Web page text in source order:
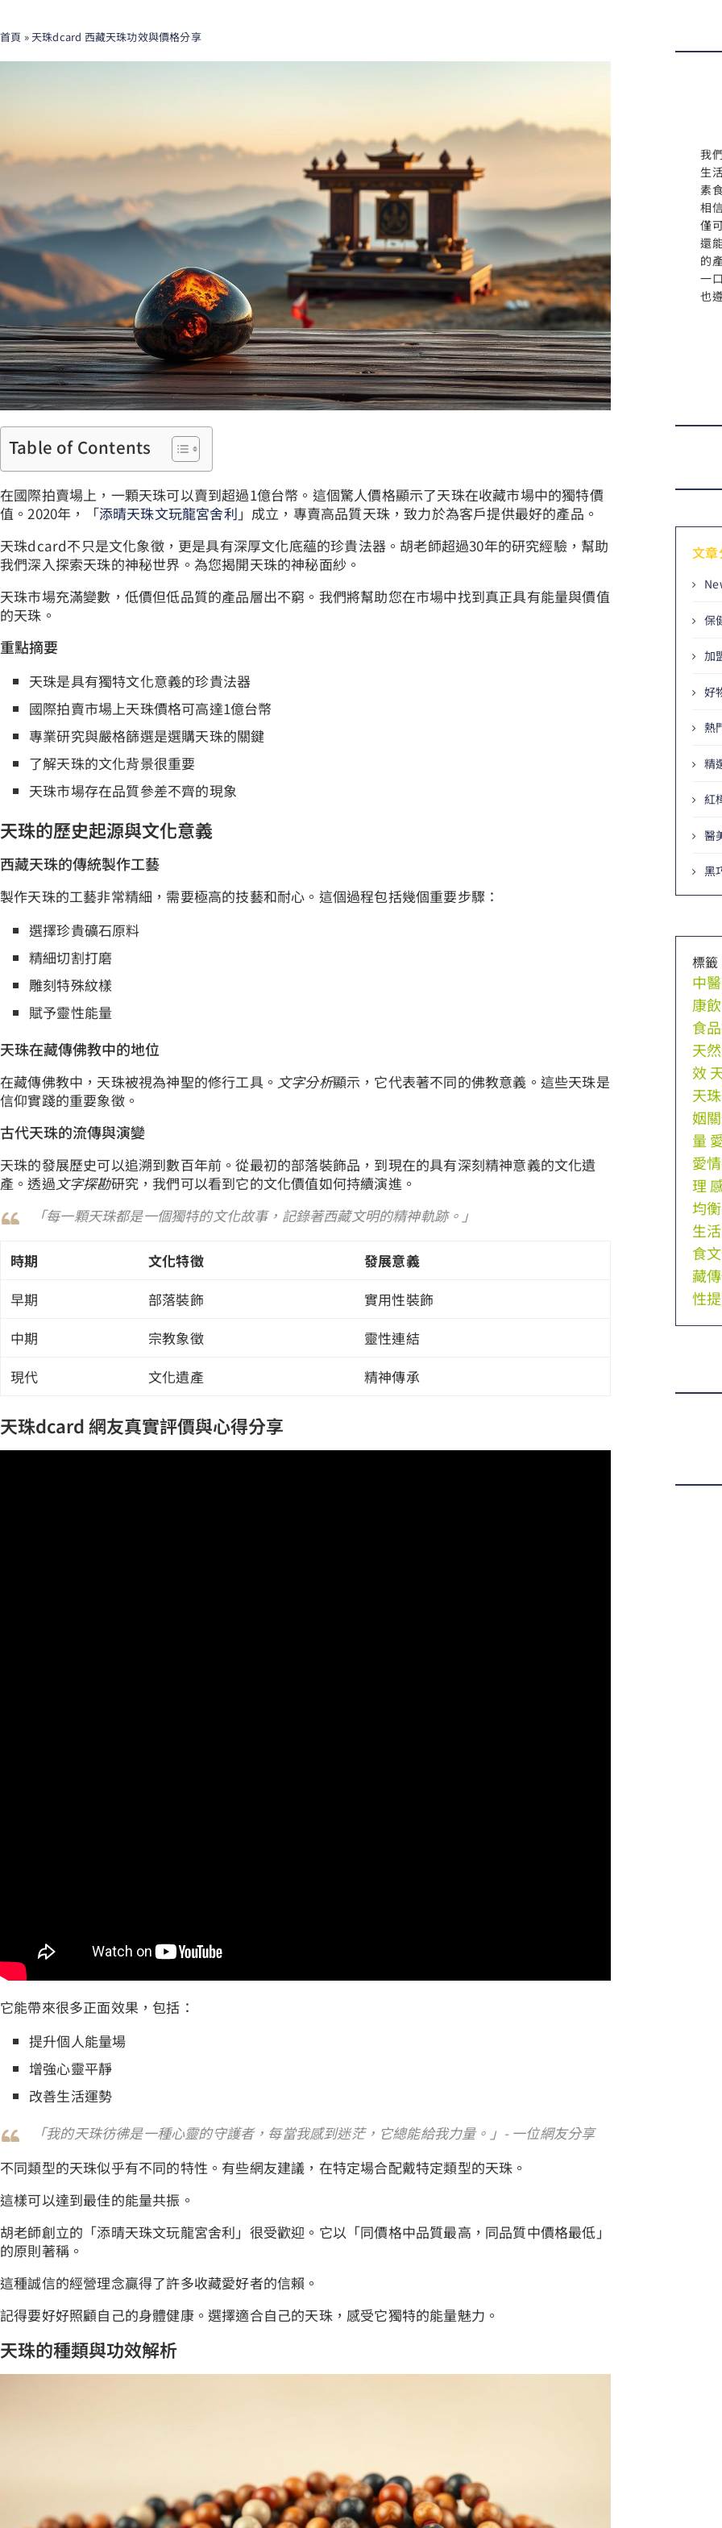
首頁 »天珠dcard 西藏天珠功效與價格分享
Table of Contents
在國際拍賣場上，一顆天珠可以賣到超過1億台幣。這個驚人價格顯示了天珠在收藏市場中的獨特價
值。2020年，「添晴天珠文玩龍宮舍利 」成立，專賣高品質天珠，致力於為客戶提供最好的產品。
天珠dcard不只是文化象徵，更是具有深厚文化底蘊的珍貴法器。胡老師超過30年的研究經驗，幫助
我們深入探索天珠的神秘世界。為您揭開天珠的神秘面紗。
天珠市場充滿變數，低價但低品質的產品層出不窮。我們將幫助您在市場中找到真正具有能量與價值
的天珠。
重點摘要
天珠是具有獨特文化意義的珍貴法器
國際拍賣市場上天珠價格可高達1億台幣
專業研究與嚴格篩選是選購天珠的關鍵
了解天珠的文化背景很重要
天珠市場存在品質參差不齊的現象
天珠的歷史起源與文化意義
西藏天珠的傳統製作工藝
製作天珠的工藝非常精細，需要極高的技藝和耐心。這個過程包括幾個重要步驟：
選擇珍貴礦石原料
精細切割打磨
雕刻特殊紋樣
賦予靈性能量
天珠在藏傳佛教中的地位
在藏傳佛教中，天珠被視為神聖的修行工具。 文字分析顯示，它代表著不同的佛教意義。這些天珠是
信仰實踐的重要象徵。
古代天珠的流傳與演變
天珠的發展歷史可以追溯到數百年前。從最初的部落裝飾品，到現在的具有深刻精神意義的文化遺
產。透過文字探勘研究，我們可以看到它的文化價值如何持續演進。
「每一顆天珠都是一個獨特的文化故事，記錄著西藏文明的精神軌跡。」
時期 文化特徵
發展意義
早期
部落裝飾
實用性裝飾
中期
宗教象徵
靈性連結
現代
文化遺產 精神傳承
天珠dcard 網友真實評價與心得分享
它能帶來很多正面效果，包括：
提升個人能量場
增強心靈平靜
改善生活運勢
「我的天珠彷彿是一種心靈的守護者，每當我感到迷茫，它總能給我力量。」- 一位網友分享
不同類型的天珠似乎有不同的特性。有些網友建議，在特定場合配戴特定類型的天珠。
這樣可以達到最佳的能量共振。
胡老師創立的「添晴天珠文玩龍宮舍利」很受歡迎。它以「同價格中品質最高，同品質中價格最低」
的原則著稱。
這種誠信的經營理念贏得了許多收藏愛好者的信賴。
記得要好好照顧自己的身體健康。選擇適合自己的天珠，感受它獨特的能量魅力。
天珠的種類與功效解析
我
生
素
相
僅
還
的
一
也
文
保
加
好
熱
精
紅
醫
黑
標籤
中
康
食
天
效
天
姻
量
愛
理
均衡
生活
食
藏
性